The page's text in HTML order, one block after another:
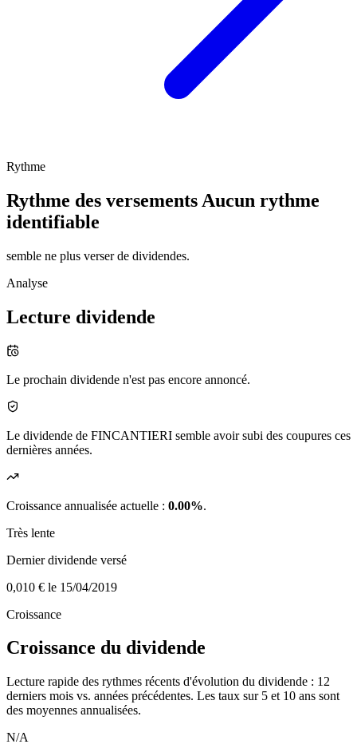
Rythme
Rythme des versements Aucun rythme
identifiable
semble ne plus verser de dividendes.
Analyse
Lecture dividende
Le prochain dividende n'est pas encore annoncé.
Le dividende de FINCANTIERI semble avoir subi des coupures ces
dernières années.
Croissance annualisée actuelle : 0.00%.
Très lente
Dernier dividende versé
0,010 € le 15/04/2019
Croissance
Croissance du dividende
Lecture rapide des rythmes récents d'évolution du dividende : 12
derniers mois vs. années précédentes. Les taux sur 5 et 10 ans sont
des moyennes annualisées.
N/A